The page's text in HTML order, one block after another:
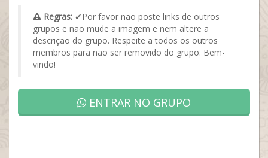
Regras: ✔Por favor não poste links de outros
grupos e não mude a imagem e nem altere a
descrição do grupo. Respeite a todos os outros
membros para não ser removido do grupo. Bem-
vindo!
ENTRAR NO GRUPO